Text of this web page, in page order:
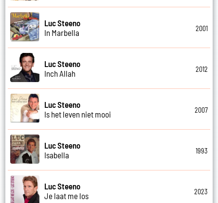
Luc Steeno
In Marbella
2001
Luc Steeno
Inch Allah
2012
Luc Steeno
Is het leven niet mooi
2007
Luc Steeno
Isabella
1993
Luc Steeno
Je laat me los
2023